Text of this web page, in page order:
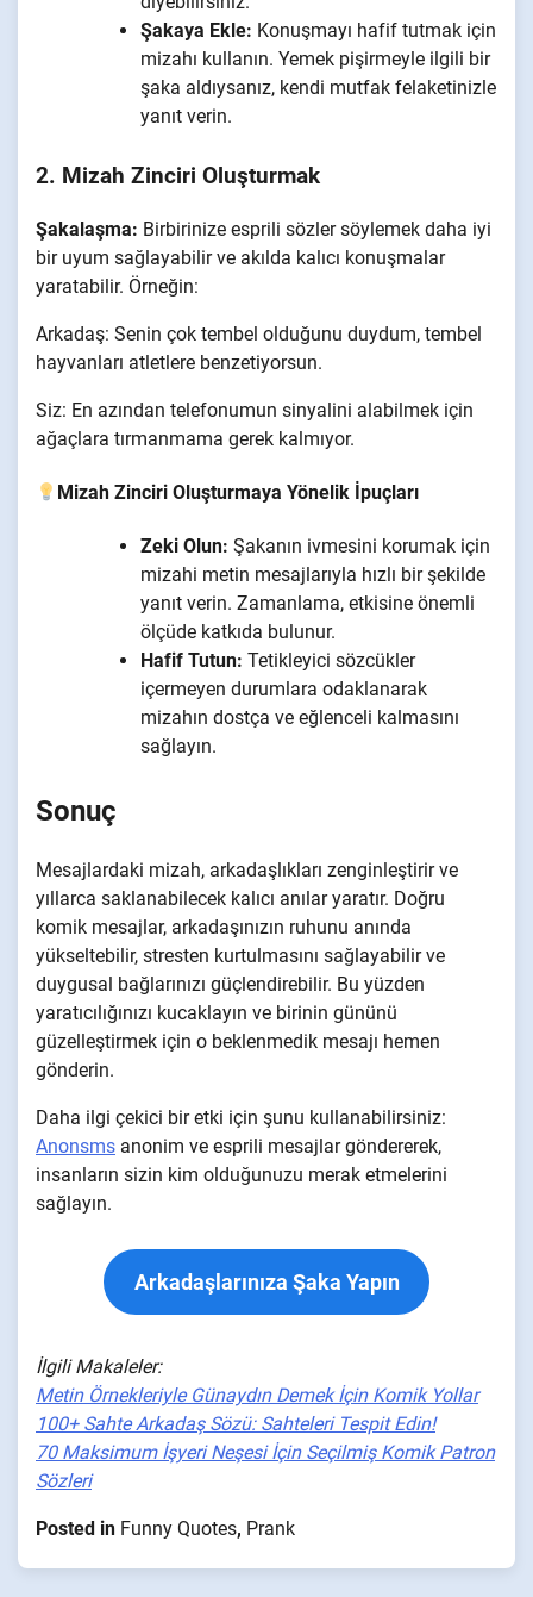
Şakaya Ekle: Konuşmayı hafif tutmak için
mizahı kullanın. Yemek pişirmeyle ilgili bir
şaka aldıysanız, kendi mutfak felaketinizle
yanıt verin.
2. Mizah Zinciri Oluşturmak
Şakalaşma: Birbirinize esprili sözler söylemek daha iyi
bir uyum sağlayabilir ve akılda kalıcı konuşmalar
yaratabilir. Örneğin:
Arkadaş: Senin çok tembel olduğunu duydum, tembel
hayvanları atletlere benzetiyorsun.
Siz: En azından telefonumun sinyalini alabilmek için
ağaçlara tırmanmama gerek kalmıyor.
Mizah Zinciri Oluşturmaya Yönelik İpuçları
Zeki Olun: Şakanın ivmesini korumak için
mizahi metin mesajlarıyla hızlı bir şekilde
yanıt verin. Zamanlama, etkisine önemli
ölçüde katkıda bulunur.
Hafif Tutun: Tetikleyici sözcükler
içermeyen durumlara odaklanarak
mizahın dostça ve eğlenceli kalmasını
sağlayın.
Sonuç
Mesajlardaki mizah, arkadaşlıkları zenginleştirir ve
yıllarca saklanabilecek kalıcı anılar yaratır. Doğru
komik mesajlar, arkadaşınızın ruhunu anında
yükseltebilir, stresten kurtulmasını sağlayabilir ve
duygusal bağlarınızı güçlendirebilir. Bu yüzden
yaratıcılığınızı kucaklayın ve birinin gününü
güzelleştirmek için o beklenmedik mesajı hemen
gönderin.
Daha ilgi çekici bir etki için şunu kullanabilirsiniz:
Anonsms anonim ve esprili mesajlar göndererek,
insanların sizin kim olduğunuzu merak etmelerini
sağlayın.
Arkadaşlarınıza Şaka Yapın
İlgili Makaleler:
Metin Örnekleriyle Günaydın Demek İçin Komik Yollar
100+ Sahte Arkadaş Sözü: Sahteleri Tespit Edin!
70 Maksimum İşyeri Neşesi İçin Seçilmiş Komik Patron
Sözleri
Posted in Funny Quotes, Prank